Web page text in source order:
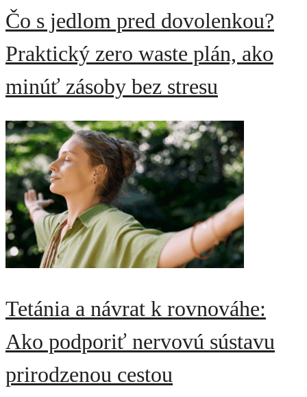
Čo s jedlom pred dovolenkou?
Praktický zero waste plán, ako
minúť zásoby bez stresu
Tetánia a návrat k rovnováhe:
Ako podporiť nervovú sústavu
prirodzenou cestou